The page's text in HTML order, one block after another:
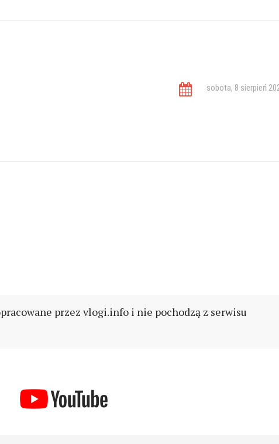
sobota, 8 sierpień
przez vlogi.info i nie pochodzą z serwisu